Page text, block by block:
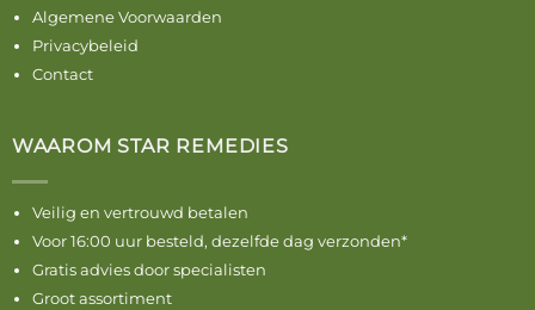
Algemene Voorwaarden
Privacybeleid
Contact
WAAROM STAR REMEDIES
Veilig en vertrouwd betalen
Voor 16:00 uur besteld, dezelfde dag verzonden*
Gratis advies door specialisten
Groot assortiment